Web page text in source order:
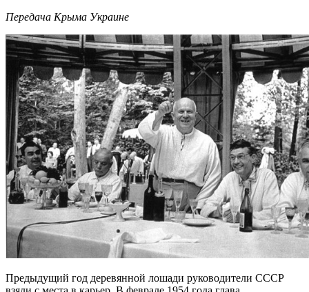
Передача Крыма Украине
Предыдущий год деревянной лошади руководители СССР